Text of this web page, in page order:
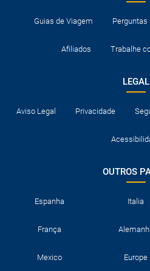
Guias de Viagem Perguntas
Afiliados Trabalhe
LEGAL
Aviso Legal Privacidade
OUTROS
Espanha Italia
França
Mexico Europe